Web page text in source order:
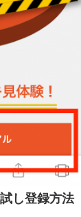
し登録方法